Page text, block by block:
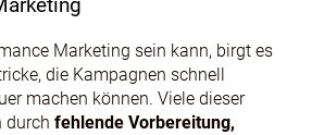
Marketing sein kann, birgt es
die Kampagnen schnell
machen können. Viele dieser
durch fehlende Vorbereitung,